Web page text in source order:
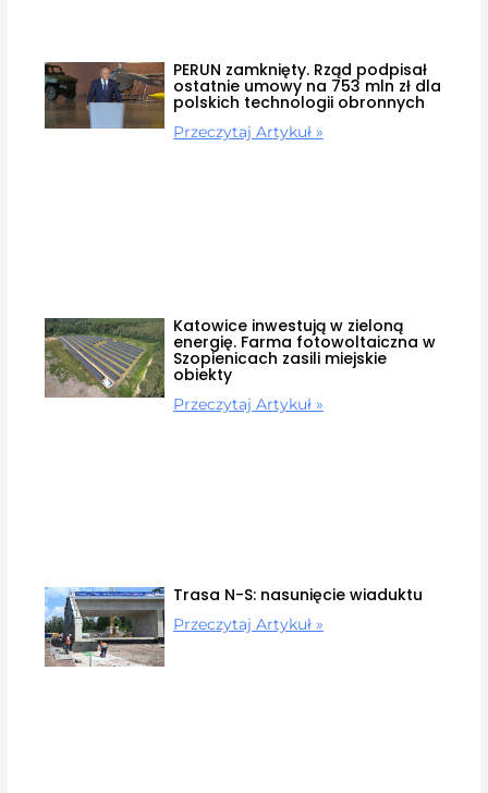
PERUN zamknięty. Rząd podpisał
ostatnie umowy na 753 mln zł dla
polskich technologii obronnych
Przeczytaj Artykuł »
Katowice inwestują w zieloną
energię. Farma fotowoltaiczna w
Szopienicach zasili miejskie
obiekty
Przeczytaj Artykuł »
Trasa N-S: nasunięcie wiaduktu
Przeczytaj Artykuł »